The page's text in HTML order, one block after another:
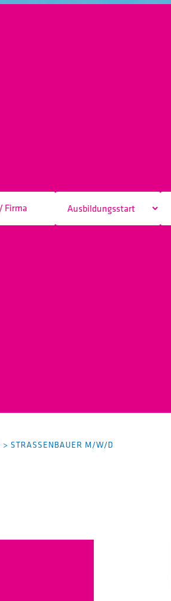
> STRASSENBAUER M/W/D